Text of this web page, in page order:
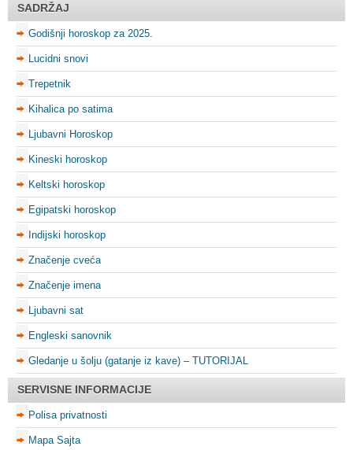
SADRŽAJ
Godišnji horoskop za 2025.
Lucidni snovi
Trepetnik
Kihalica po satima
Ljubavni Horoskop
Kineski horoskop
Keltski horoskop
Egipatski horoskop
Indijski horoskop
Značenje cveća
Značenje imena
Ljubavni sat
Engleski sanovnik
Gledanje u šolju (gatanje iz kave) – TUTORIJAL
SERVISNE INFORMACIJE
Polisa privatnosti
Mapa Sajta